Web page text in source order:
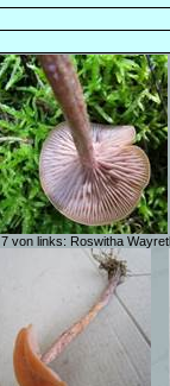
von links: Roswitha